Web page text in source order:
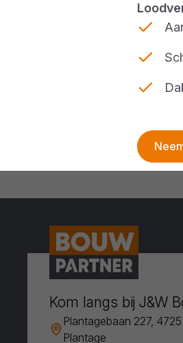
Kom langs bij J&W
Plantagebaan 227,
Plantage